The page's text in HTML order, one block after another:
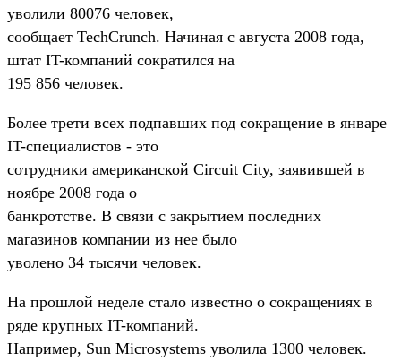
уволили 80076 человек,
сообщает TechCrunch. Начиная с августа 2008 года,
штат IT-компаний сократился на
195 856 человек.
Более трети всех подпавших под сокращение в январе
IT-специалистов - это
сотрудники американской Circuit City, заявившей в
ноябре 2008 года о
банкротстве. В связи с закрытием последних
магазинов компании из нее было
уволено 34 тысячи человек.
На прошлой неделе стало известно о сокращениях в
ряде крупных IT-компаний.
Например, Sun Microsystems уволила 1300 человек.